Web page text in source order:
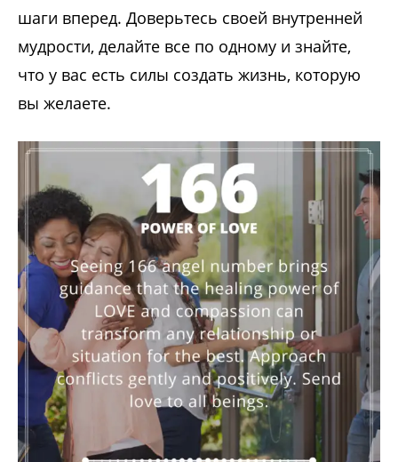
шаги вперед. Доверьтесь своей внутренней
мудрости, делайте все по одному и знайте,
что у вас есть силы создать жизнь, которую
вы желаете.